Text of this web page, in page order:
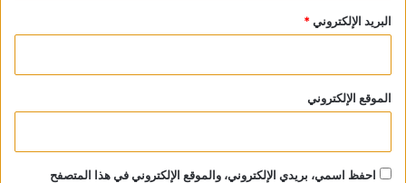
البريد الإلكتروني*
الموقع الإلكتروني
احفظ اسمي، بريدي الإلكتروني، والموقع الإلكتروني في هذا المتصفح